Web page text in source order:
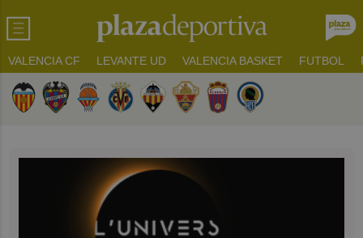
VALENCIA CF LEVANTE UD VALENCIA BASKET FUTBOL